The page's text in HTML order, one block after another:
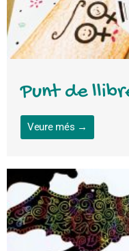
Punt de
Veure més →